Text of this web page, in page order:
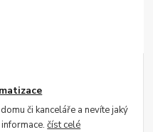
či kanceláře a nevíte jaký
informace.číst celé